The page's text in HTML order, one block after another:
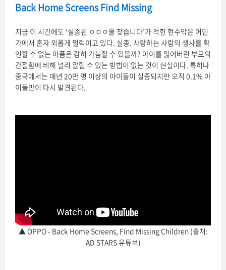
Back Home Screens Find Missing
지금 이 시간에도 ‘실종된 ㅇㅇㅇ을 찾습니다’가 적힌 현수막은 어딘
가에서 혼자 외롭게 펄럭이고 있다. 실종. 사랑하는 사람의 생사를 확
인할 수 없는 아픔은 감히 가늠할 수 있을까? 아이를 잃어버린 부모의
간절함에 비해 널리 알릴 수 있는 방법이 없는 것이 현실이다. 특히나
중국에서는 매년 20만 명 이상의 아이들이 실종되지만 오직 0.1% 아
이들만이 다시 발견된다.
▲ OPPO - Back Home Screens, Find Missing Children (출처:
AD STARS 유튜브)